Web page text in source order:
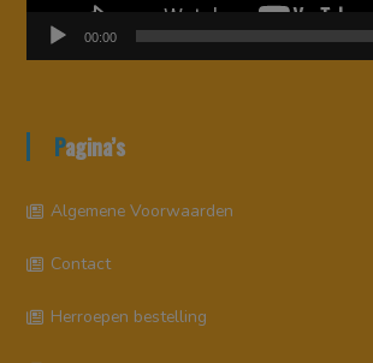
00:00
Pagina’s
Algemene Voorwaarden
Contact
Herroepen bestelling